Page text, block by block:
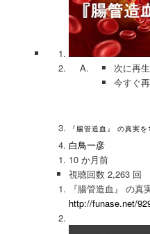
次に再生
今すぐ
『腸管造血』 の真実
白鳥一彦
10 か月前
視聴回数 2,263 回
『腸管造血』 の真
http://funase.net/